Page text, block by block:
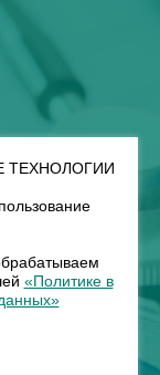
кор. 1
ТЕХНОЛОГИИ
«Политике в